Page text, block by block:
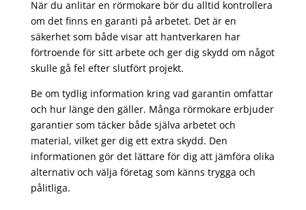
När du anlitar en rörmokare bör du alltid kontrollera
om det finns en garanti på arbetet. Det är en
säkerhet som både visar att hantverkaren har
förtroende för sitt arbete och ger dig skydd om något
skulle gå fel efter slutfört projekt.
Be om tydlig information kring vad garantin omfattar
och hur länge den gäller. Många rörmokare erbjuder
garantier som täcker både själva arbetet och
material, vilket ger dig ett extra skydd. Den
informationen gör det lättare för dig att jämföra olika
alternativ och välja företag som känns trygga och
pålitliga.